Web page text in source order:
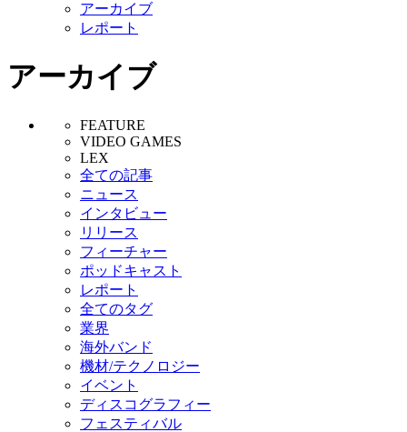
アーカイブ
レポート
アーカイブ
FEATURE
VIDEO GAMES
LEX
全ての記事
ニュース
インタビュー
リリース
フィーチャー
ポッドキャスト
レポート
全てのタグ
業界
海外バンド
機材/テクノロジー
イベント
ディスコグラフィー
フェスティバル